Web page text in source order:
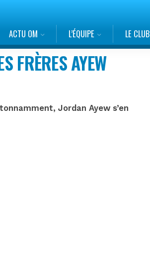
ACTU OM L’ÉQUIPE LE CLUB
FRÈRES AYEW
Jordan Ayew s’en